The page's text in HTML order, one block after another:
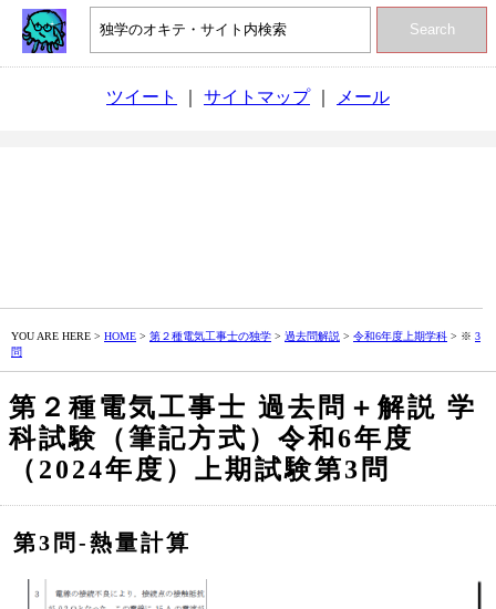
Search
ツイート サイトマップ｜ メール
YOU ARE HERE > HOME > 第２種電気工事士の独学 > 過去問解説 > 令和6年度上期学科 > ※ 3
問
第２種電気工事士 過去問＋解説 学
科試験（筆記方式）令和6年度
（2024年度）上期試験第3問
第3問‐熱量計算